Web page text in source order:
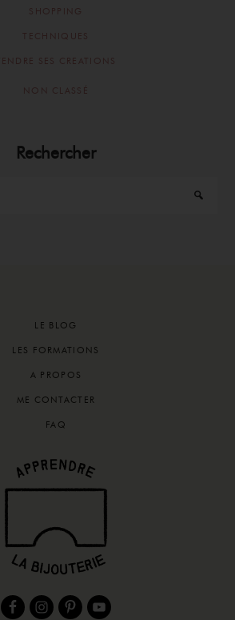
SHOPPING
TECHNIQUES
VENDRE SES CREATIONS
NON CLASSÉ
Rechercher
LE BLOG
LES FORMATIONS
A PROPOS
ME CONTACTER
FAQ